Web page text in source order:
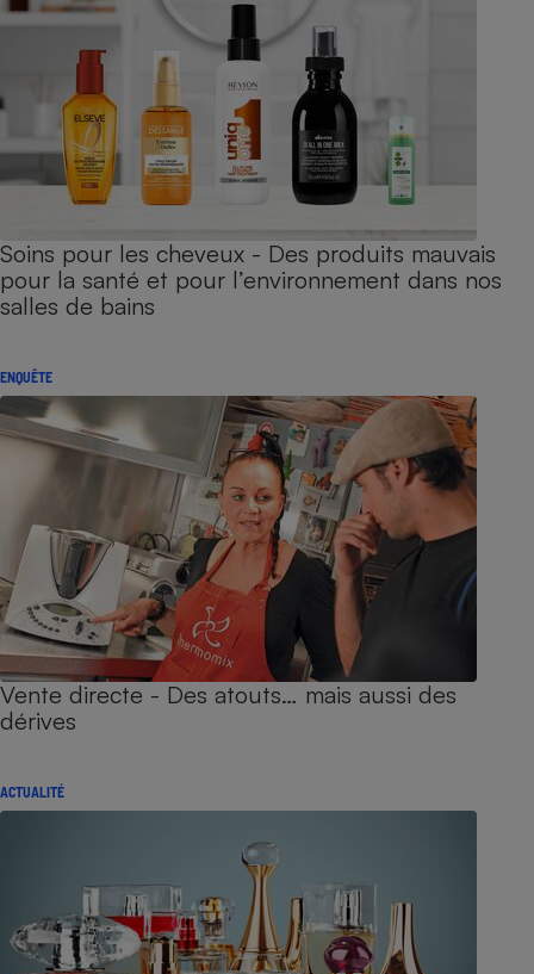
Soins pour les cheveux - Des produits mauvais
pour la santé et pour l’environnement dans nos
salles de bains
ENQUÊTE
Vente directe - Des atouts… mais aussi des
dérives
ACTUALITÉ